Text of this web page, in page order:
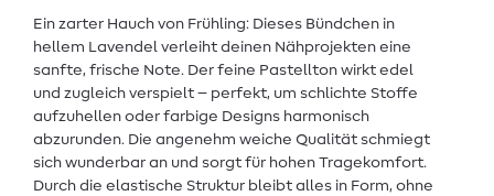
Ein zarter Hauch von Frühling: Dieses Bündchen in
hellem Lavendel verleiht deinen Nähprojekten eine
sanfte, frische Note. Der feine Pastellton wirkt edel
und zugleich verspielt – perfekt, um schlichte Stoffe
aufzuhellen oder farbige Designs harmonisch
abzurunden. Die angenehm weiche Qualität schmiegt
sich wunderbar an und sorgt für hohen Tragekomfort.
Durch die elastische Struktur bleibt alles in Form, ohne